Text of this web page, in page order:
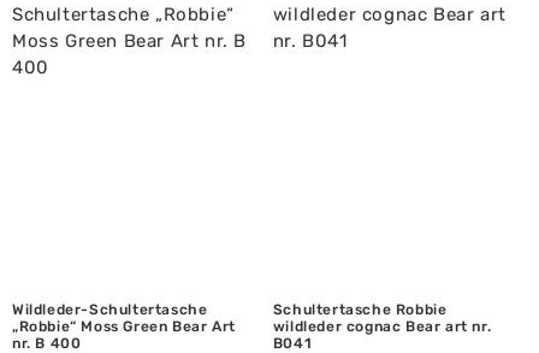
Wildleder-Schultertasche
„Robbie“ Moss Green Bear Art
nr. B 400
Schultertasche Robbie
wildleder cognac Bear art nr.
B041